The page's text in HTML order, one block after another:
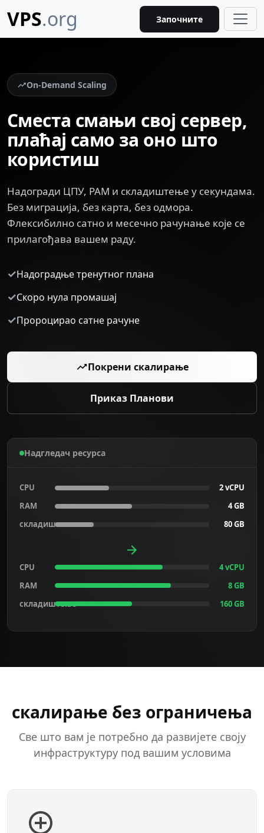
VPS.org Започните
On-Demand Scaling
Сместа смањи свој сервер,
плаћај само за оно што
користиш
Надогради ЦПУ, РАМ и складиштење у секундама.
Без миграција, без карта, без одмора.
Флексибилно сатно и месечно рачунање које се
прилагођава вашем раду.
✓Надоградње тренутног плана
✓Скоро нула промашај
✓Пророцирао сатне рачуне
Покрени скалирање
Приказ Планови
Надгледач ресурса
CPU
2 vCPU
RAM
4 GB
складиштење
80 GB
CPU
4 vCPU
RAM
8 GB
складиштење
160 GB
скалирање без ограничења
Све што вам је потребно да развијете своју
инфраструктуру под вашим условима